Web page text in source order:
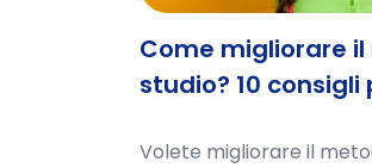
Come migliorare
studio? 10 consigli
Volete migliorare il